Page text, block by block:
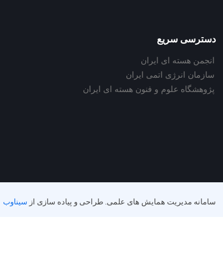
دسترسی سریع
انجمن هسته ای ایران
سازمان انرژی اتمی ایران
پژوهشگاه علوم و فنون هسته ای ایران
سامانه مدیریت همایش های علمی. طراحی و پیاده سازی از سیناوب